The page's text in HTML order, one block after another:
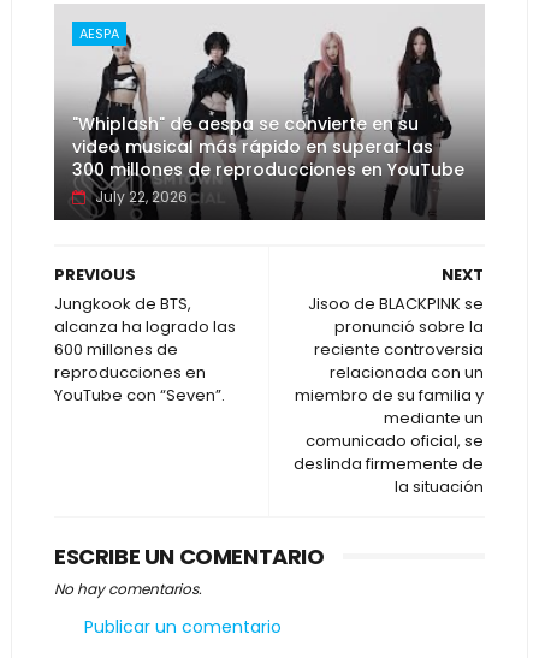
AESPA
"Whiplash" de aespa se convierte en su
video musical más rápido en superar las
300 millones de reproducciones en YouTube
July 22, 2026
NEXT
Jisoo de BLACKPINK se
pronunció sobre la
reciente controversia
relacionada con un
miembro de su familia y
mediante un
comunicado oficial, se
deslinda firmemente de
la situación
PREVIOUS
Jungkook de BTS,
alcanza ha logrado las
600 millones de
reproducciones en
YouTube con “Seven”.
ESCRIBE UN COMENTARIO
No hay comentarios.
Publicar un comentario